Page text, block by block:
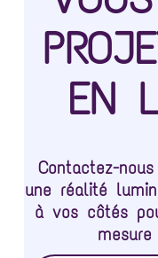
EN
Contactez-
une réalité
à vos côtés